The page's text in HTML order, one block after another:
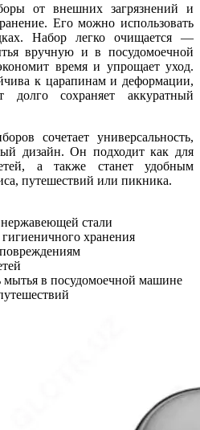
от внешних загрязнений и
Его можно использовать
Набор легко очищается —
вручную и в посудомоечной
время и упрощает уход.
к царапинам и деформации,
долго сохраняет аккуратный
сочетает универсальность,
дизайн. Он подходит как для
а также станет удобным
путешествий или пикника.
стали
хранения
мытья в посудомоечной машине